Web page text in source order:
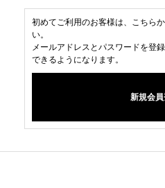
初めてご利用のお客様は、こちら
い。
メールアドレスとパスワードを登
できるようになります。